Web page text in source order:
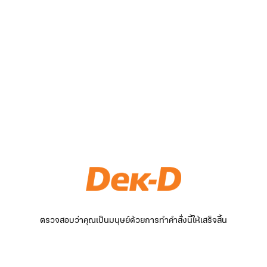
ตรวจสอบว่าคุณเป็นมนุษย์ด้วยการทำคำสั่งนี้ให้เสร็จสิ้น